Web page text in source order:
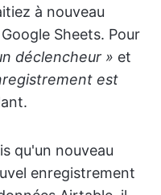
à nouveau
Sheets. Pour
déclencheur » et
est
qu'un nouveau
enregistrement